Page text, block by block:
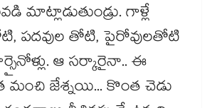
మాట్లాడుతుండ్రు. గాళ్లే
పదవుల తోటి, పైరోవులతోటి
ఆ సర్కారైనా.. ఈ
మంచి జేశ్నయి... కొంత చెడు